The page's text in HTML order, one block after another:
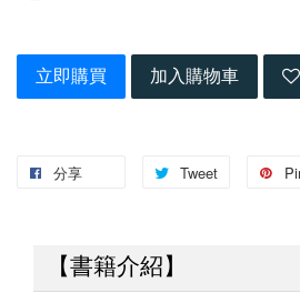
立即購買 加入購物車
分享 Tweet
【書籍介紹】